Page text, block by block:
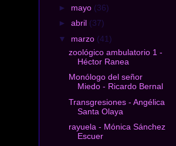
► mayo (36)
► abril (37)
▼ marzo (41)
zoológico ambulatorio 1 -
Héctor Ranea
Monólogo del señor
Miedo - Ricardo Bernal
Transgresiones - Angélica
Santa Olaya
rayuela - Mónica Sánchez
Escuer